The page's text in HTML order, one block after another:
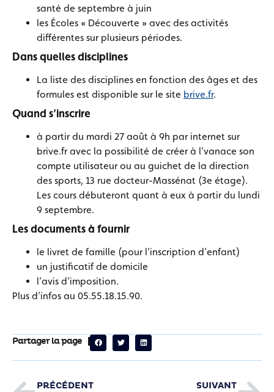
santé de septembre à juin
les Écoles « Découverte » avec des activités
différentes sur plusieurs périodes.
Dans quelles disciplines
La liste des disciplines en fonction des âges et des
formules est disponible sur le site brive.fr.
Quand s’inscrire
à partir du mardi 27 août à 9h par internet sur
brive.fr avec la possibilité de créer à l’vanace son
compte utilisateur ou au guichet de la direction
des sports, 13 rue docteur-Massénat (3e étage).
Les cours débuteront quant à eux à partir du lundi
9 septembre.
Les documents à fournir
le livret de famille (pour l’inscription d’enfant)
un justificatif de domicile
l’avis d’imposition.
Plus d’infos au 05.55.18.15.90.
Partager la page
PRÉCÉDENT SUIVANT